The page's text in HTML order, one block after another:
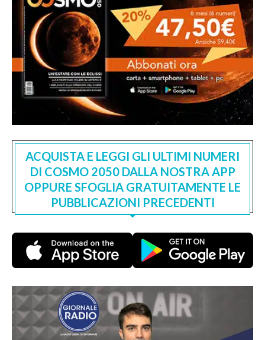
ACQUISTA E LEGGI GLI ULTIMI NUMERI
DI COSMO 2050 DALLA NOSTRA APP
OPPURE SFOGLIA GRATUITAMENTE LE
PUBBLICAZIONI PRECEDENTI